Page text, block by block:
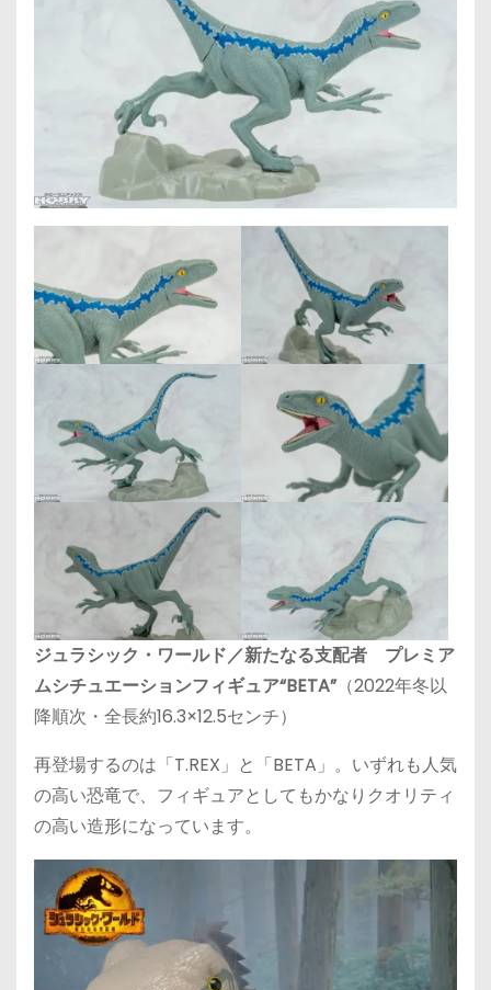
ジュラシック・ワールド／新たなる支配者 プレミア
ムシチュエーションフィギュア“BETA”（2022年冬以
降順次・全長約16.3×12.5センチ）
再登場するのは「T.REX」と「BETA」。いずれも人気
の高い恐竜で、フィギュアとしてもかなりクオリティ
の高い造形になっています。